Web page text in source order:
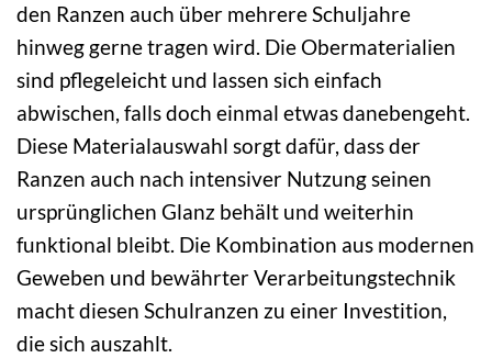
den Ranzen auch über mehrere Schuljahre
hinweg gerne tragen wird. Die Obermaterialien
sind pflegeleicht und lassen sich einfach
abwischen, falls doch einmal etwas danebengeht.
Diese Materialauswahl sorgt dafür, dass der
Ranzen auch nach intensiver Nutzung seinen
ursprünglichen Glanz behält und weiterhin
funktional bleibt. Die Kombination aus modernen
Geweben und bewährter Verarbeitungstechnik
macht diesen Schulranzen zu einer Investition,
die sich auszahlt.